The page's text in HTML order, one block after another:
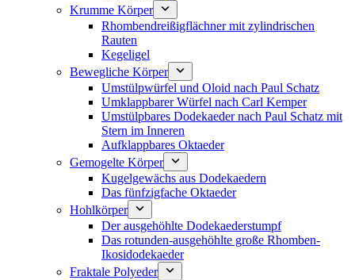
Krumme Körper
Rhombendreißigflächner mit zylindrischen
Rauten
Kegeligel
Bewegliche Körper
Umstülpwürfel und Oloid nach Paul Schatz
Umklappbarer Würfel nach Carl Kemper
Umstülpbares Dodekaeder nach Paul Schatz mit
Stern im Inneren
Aufklappbares Oktaeder
Gemogelte Körper
Kugelgewächs aus Dodekaedern
Das fünfzigfache Oktaeder
Hohlkörper
Der ausgehöhlte Dodekaederstumpf
Das rotunden-ausgehöhlte große Rhomben-
Ikosidodekaeder
Fraktale Polyeder